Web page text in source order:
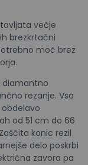
večje
brezkrtačni
moč brez
diamantno
rezanje. Vsa
od 51 cm do 66
konic rezil
delo poskrbi
zavora pa